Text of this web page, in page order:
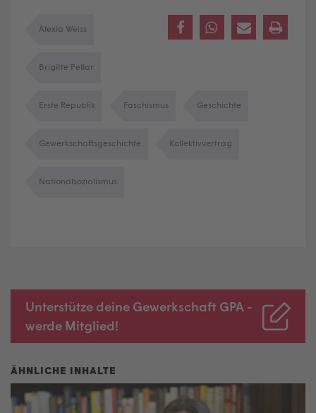
Alexia Weiss
Brigitte Pellar
Erste Republik Faschismus Geschichte
Gewerkschaftsgeschichte Kollektivvertrag
Nationalsozialismus
Unterstütze deine Gewerkschaft GPA -
werde Mitglied!